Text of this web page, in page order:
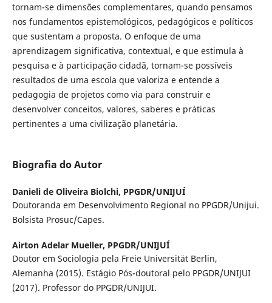
tornam-se dimensões complementares, quando pensamos
nos fundamentos epistemológicos, pedagógicos e políticos
que sustentam a proposta. O enfoque de uma
aprendizagem significativa, contextual, e que estimula à
pesquisa e à participação cidadã, tornam-se possíveis
resultados de uma escola que valoriza e entende a
pedagogia de projetos como via para construir e
desenvolver conceitos, valores, saberes e práticas
pertinentes a uma civilização planetária.
Biografia do Autor
Danieli de Oliveira Biolchi, PPGDR/UNIJUÍ
Doutoranda em Desenvolvimento Regional no PPGDR/Unijui.
Bolsista Prosuc/Capes.
Airton Adelar Mueller, PPGDR/UNIJUÍ
Doutor em Sociologia pela Freie Universität Berlin,
Alemanha (2015). Estágio Pós-doutoral pelo PPGDR/UNIJUI
(2017). Professor do PPGDR/UNIJUI.